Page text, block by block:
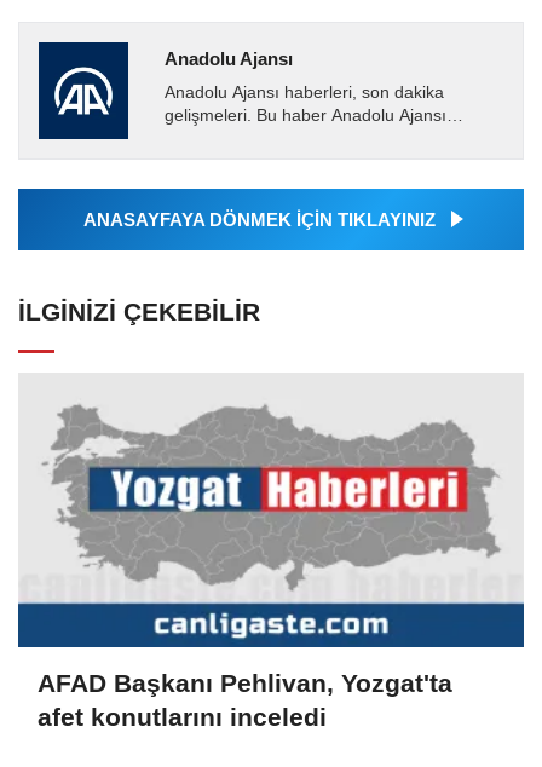
Anadolu Ajansı
Anadolu Ajansı haberleri, son dakika
gelişmeleri. Bu haber Anadolu Ajansı
tarafından geçilen tüm...
ANASAYFAYA DÖNMEK İÇİN TIKLAYINIZ
İLGINIZI ÇEKEBILIR
AFAD Başkanı Pehlivan, Yozgat'ta
afet konutlarını inceledi